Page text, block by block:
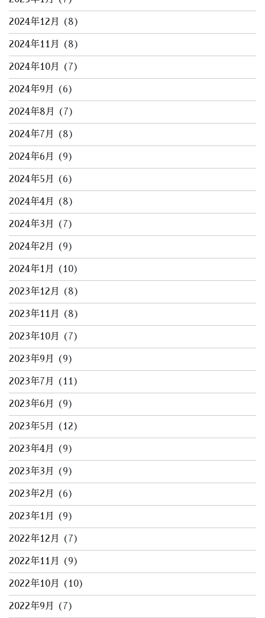
2024年12月 (8)
2024年11月 (8)
2024年10月 (7)
2024年9月 (6)
2024年8月 (7)
2024年7月 (8)
2024年6月 (9)
2024年5月 (6)
2024年4月 (8)
2024年3月 (7)
2024年2月 (9)
2024年1月 (10)
2023年12月 (8)
2023年11月 (8)
2023年10月 (7)
2023年9月 (9)
2023年7月 (11)
2023年6月 (9)
2023年5月 (12)
2023年4月 (9)
2023年3月 (9)
2023年2月 (6)
2023年1月 (9)
2022年12月 (7)
2022年11月 (9)
2022年10月 (10)
2022年9月 (7)